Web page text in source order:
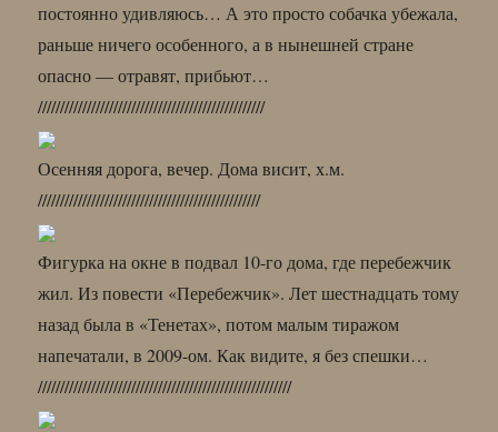
постоянно удивляюсь… А это просто собачка убежала,
раньше ничего особенного, а в нынешней стране
опасно — отравят, прибьют…
///////////////////////////////////////////////////
Осенняя дорога, вечер. Дома висит, х.м.
//////////////////////////////////////////////////
Фигурка на окне в подвал 10-го дома, где перебежчик
жил. Из повести «Перебежчик». Лет шестнадцать тому
назад была в «Тенетах», потом малым тиражом
напечатали, в 2009-ом. Как видите, я без спешки…
/////////////////////////////////////////////////////////